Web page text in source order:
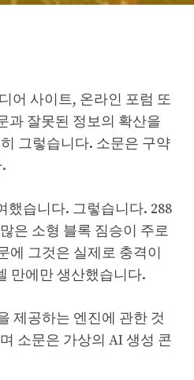
어 사이트, 온라인 포럼 또
과 잘못된 정보의 확산을
그렇습니다. 소문은 구약
했습니다. 그렇습니다. 288
은 소형 블록 짐승이 주로
에 그것은 실제로 충격이
만에만 생산했습니다.
제공하는 엔진에 관한 것
소문은 가상의 AI 생성 콘